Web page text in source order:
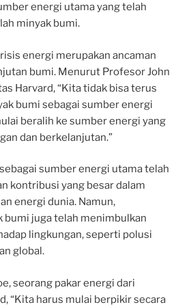
energi utama yang telah
minyak bumi.
energi merupakan ancaman
bumi. Menurut Profesor John
Harvard, “Kita tidak bisa terus
bumi sebagai sumber energi
beralih ke sumber energi yang
dan berkelanjutan.”
sumber energi utama telah
kontribusi yang besar dalam
energi dunia. Namun,
bumi juga telah menimbulkan
lingkungan, seperti polusi
global.
seorang pakar energi dari
“Kita harus mulai berpikir secara